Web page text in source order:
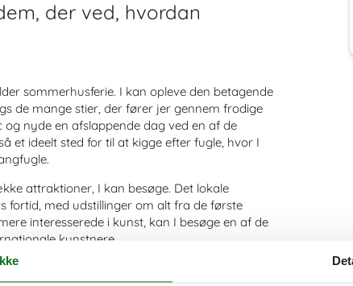
der ved, hvordan
sommerhusferie. I kan opleve den betagende
de mange stier, der fører jer gennem frodige
nyde en afslappende dag ved en af de
et ideelt sted for til at kigge efter fugle, hvor I
attraktioner, I kan besøge. Det lokale
fortid, med udstillinger om alt fra de første
interesserede i kunst, kan I besøge en af de
kunstnere.
tage en tur til den lokale dyrepark, hvor I kan